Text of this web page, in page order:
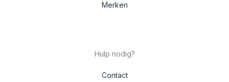
Merken
Hulp nodig?
Contact